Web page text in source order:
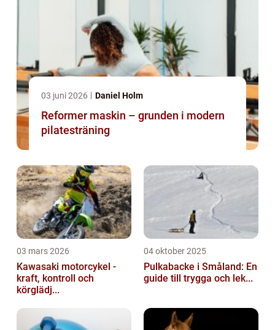
03 juni 2026 Daniel Holm
Reformer maskin – grunden i modern
pilatesträning
03 mars 2026
Kawasaki motorcykel -
kraft, kontroll och
körglädj...
04 oktober 2025
Pulkabacke i Småland: En
guide till trygga och lek...